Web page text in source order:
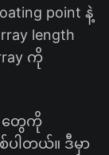
point နဲ့
length
ကို
တွေကို
ါတယ်။ ဒီမှာ